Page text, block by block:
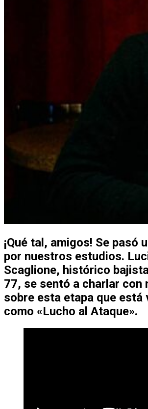
¡Qué tal, amigos! Se pasó
por nuestros estudios.
Scaglione, histórico
77, se sentó a charlar con
sobre esta etapa que está
como «Lucho al Ataque».